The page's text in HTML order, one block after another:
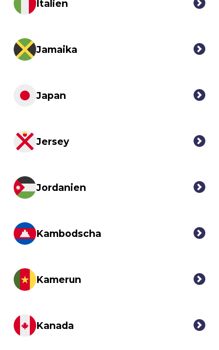
Italien
Jamaika
Japan
Jersey
Jordanien
Kambodscha
Kamerun
Kanada